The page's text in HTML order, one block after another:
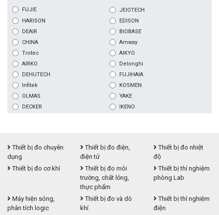
FUJIE
JEIOTECH
HARISON
EDISON
DEAIR
BIOBASE
CHINA
Amway
Trotec
AIKYO
AIRKO
Delonghi
DEHUTECH
FUJIHAIA
Infitek
KOSMEN
OLMAS
YAKE
DECKER
IKENO
Thiết bị đo chuyên
dụng
Thiết bị đo điện,
điện tử
Thiết bị đo nhiệt
độ
Thiết bị đo cơ khí
Thiết bị đo môi
trường, chất lỏng,
thực phẩm
Thiết bị thí nghiệm
phòng Lab
Máy hiện sóng,
phân tích logic
Thiết bị đo và dò
khí
Thiết bị thí nghiệm
điện